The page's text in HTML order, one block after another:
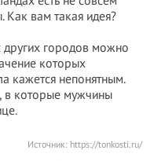
Как вам такая идея?
городов можно
которых
кажется непонятным.
в которые мужчины
Источник: https://tonkosti.ru/